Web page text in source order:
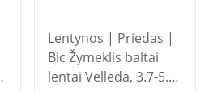
Lentynos | Priedas |
Bic Žymeklis baltai
lentai Velleda, 3.7-5.5